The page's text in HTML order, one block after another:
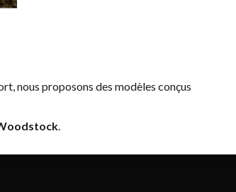
nous proposons des modèles conçus